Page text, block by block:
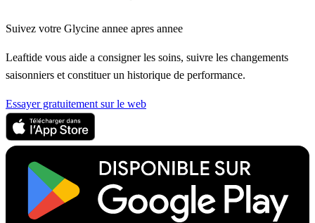
Suivez votre Glycine annee apres annee
Leaftide vous aide a consigner les soins, suivre les changements
saisonniers et constituer un historique de performance.
Essayer gratuitement sur le web